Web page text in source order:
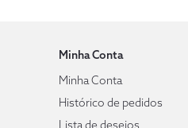
Minha Conta
Minha Conta
Histórico de pedidos
Lista de desejos